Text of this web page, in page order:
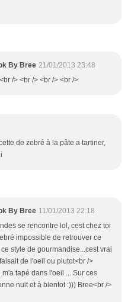
By Bree 21/01/2013 23:48
/> <br /> <br /> <br />
de zebré à la pâte a tartiner,
By Bree 11/01/2013 22:18
se rencontre lol, cest chez toi
impossible de retrouver ce
style de gourmandise...cest vrai
de l'oeil ou plutot<br />
tapé dans l'oeil ... Sur ces
nuit et à bientot :))) Bree<br />